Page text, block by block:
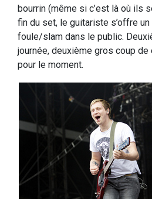
bourrin (même si c’est là où ils
fin du set, le guitariste s’offre
foule/slam dans le public.
journée, deuxième gros coup
pour le moment.